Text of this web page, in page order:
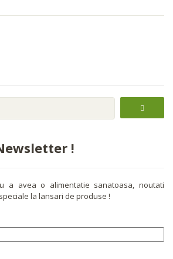
!
a avea o alimentatie sanatoasa, noutati
la lansari de produse !